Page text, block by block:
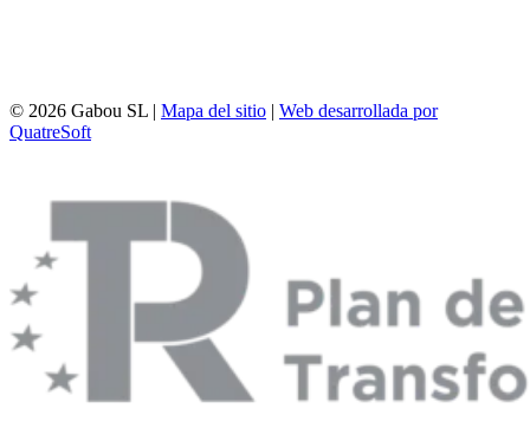
© 2026 Gabou SL | Mapa del sitio | Web desarrollada por
QuatreSoft